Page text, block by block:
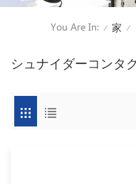
You Are In: / 家 /
シュナイダーコンタ